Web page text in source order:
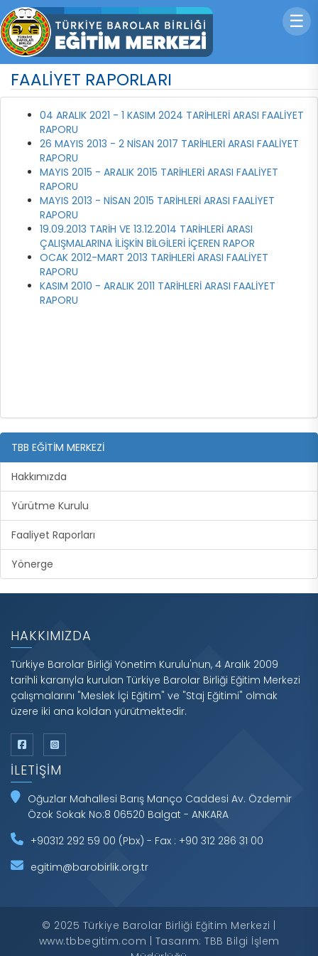
☰
FAALİYET RAPORLARI
04 ARALIK 2021 - 1 KASIM 2024 TARİHLERİ ARASI FAALİYET
RAPORU
26 MAYIS 2013 - 2 NİSAN 2017 TARİHLERİ ARASI FAALİYET
RAPORU
MAYIS 2015 - ARALIK 2015 TARİHLERİ ARASI FAALİYET
RAPORU
MAYIS 2013 - NİSAN 2015 TARİHLERİ ARASI FAALİYET
RAPORU
19.09.2013 TARİH VE 13.12.2014 TARİHLERİ ARASI
ÇALIŞMALARINA İLİŞKİN BİLGİLERİ İÇEREN RAPOR
OCAK 2012-MART 2013 TARİHLERİ ARASI FAALİYET
RAPORU
KASIM 2010 - ARALIK 2011 TARİHLERİ ARASI FAALİYET
RAPORU
TBB EĞİTİM MERKEZİ
Hakkımızda
Yürütme Kurulu
Faaliyet Raporları
Yönerge
HAKKIMIZDA
Türkiye Barolar Birliği Yönetim Kurulu'nun, 4 Aralık 2009
tarihli kararıyla kurulan Türkiye Barolar Birliği Eğitim Merkezi
çalışmalarını "Meslek İçi Eğitim" ve "Staj Eğitimi" olmak
üzere iki ana koldan yürütmektedir.
İLETIŞIM
Oğuzlar Mahallesi Barış Manço Caddesi Av. Özdemir
Özok Sokak No:8 06520 Balgat - ANKARA
+90312 292 59 00 (Pbx) - Fax : +90 312 286 31 00
egitim@barobirlik.org.tr
© 2025 Türkiye Barolar Birliği Eğitim Merkezi |
www.tbbegitim.com | Tasarım: TBB Bilgi İşlem